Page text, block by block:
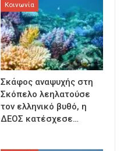
Κοινωνία
Σκάφος αναψυχής στη
Σκόπελο λεηλατούσε
τον ελληνικό βυθό, η
ΔΕΟΣ κατέσχεσε…